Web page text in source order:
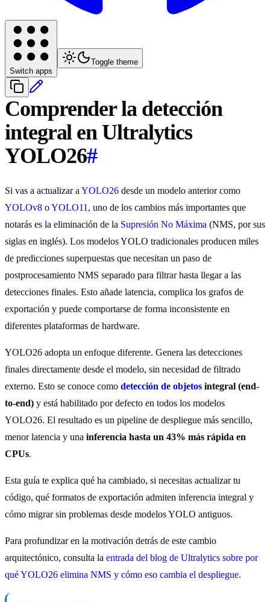
Switch apps
Toggle theme
Comprender la detección
integral en Ultralytics
YOLO26#
Si vas a actualizar a YOLO26 desde un modelo anterior como
YOLOv8 oYOLO11 , uno de los cambios más importantes que
notarás es la eliminación de la Supresión No Máxima (NMS, por sus
siglas en inglés). Los modelos YOLO tradicionales producen miles
de predicciones superpuestas que necesitan un paso de
postprocesamiento NMS separado para filtrar hasta llegar a las
detecciones finales. Esto añade latencia, complica los grafos de
exportación y puede comportarse de forma inconsistente en
diferentes plataformas de hardware.
YOLO26 adopta un enfoque diferente. Genera las detecciones
finales directamente desde el modelo, sin necesidad de filtrado
externo. Esto se conoce como detección de objetos integral (end-
to-end) y está habilitado por defecto en todos los modelos
YOLO26. El resultado es un pipeline de despliegue más sencillo,
menor latencia y una inferencia hasta un 43% más rápida en
CPUs.
Esta guía te explica qué ha cambiado, si necesitas actualizar tu
código, qué formatos de exportación admiten inferencia integral y
cómo migrar sin problemas desde modelos YOLO antiguos.
Para profundizar en la motivación detrás de este cambio
arquitectónico, consulta la entrada del blog de Ultralytics sobre por
qué YOLO26 elimina NMS y cómo eso cambia el despliegue.